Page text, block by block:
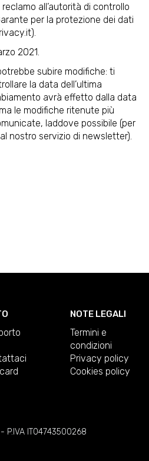
all’autorità di controllo
per la protezione dei dati
2021.
subire modifiche: ti
la data dell’ultima
avrà effetto dalla data
le modifiche ritenute più
laddove possibile (per
nostro servizio di newsletter).
NOTE LEGALI
Termini e
condizioni
Privacy policy
Cookies policy
- P.IVA IT04743500268